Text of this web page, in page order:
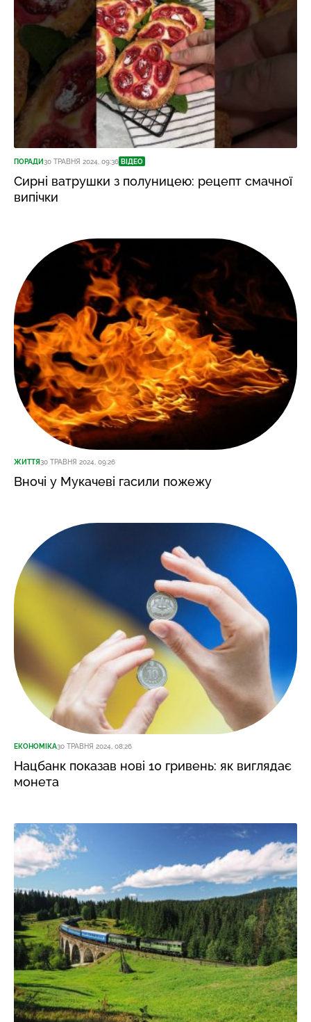
ПОРАДИ30 ТРАВНЯ 2024, 09:36 ВІДЕО
Сирні ватрушки з полуницею: рецепт смачної
випічки
ЖИТТЯ30 ТРАВНЯ 2024, 09:26
Вночі у Мукачеві гасили пожежу
ЕКОНОМІКА30 ТРАВНЯ 2024, 08:26
Нацбанк показав нові 10 гривень: як виглядає
монета